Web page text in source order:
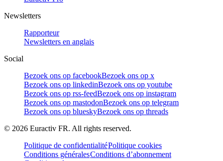
Newsletters
Rapporteur
Newsletters en anglais
Social
Bezoek ons op facebookBezoek ons op x
Bezoek ons op linkedinBezoek ons op youtube
Bezoek ons op rss-feedBezoek ons op instagram
Bezoek ons op mastodonBezoek ons op telegram
Bezoek ons op blueskyBezoek ons op threads
© 2026 Euractiv FR. All rights reserved.
Politique de confidentialitéPolitique cookies
Conditions généralesConditions d’abonnement